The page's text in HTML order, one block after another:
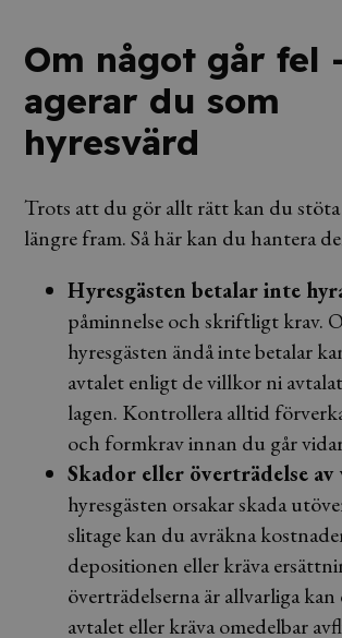
Om något går fel
agerar du som
hyresvärd
Trots att du gör allt rätt kan du
längre fram. Så här kan du hantera
Hyresgästen betalar inte
påminnelse och skriftligt krav.
hyresgästen ändå inte betalar
avtalet enligt de villkor ni
lagen. Kontrollera alltid
och formkrav innan du går
Skador eller överträdelse
hyresgästen orsakar skada
slitage kan du avräkna
depositionen eller kräva
överträdelserna är allvarliga
avtalet eller kräva omedelbar